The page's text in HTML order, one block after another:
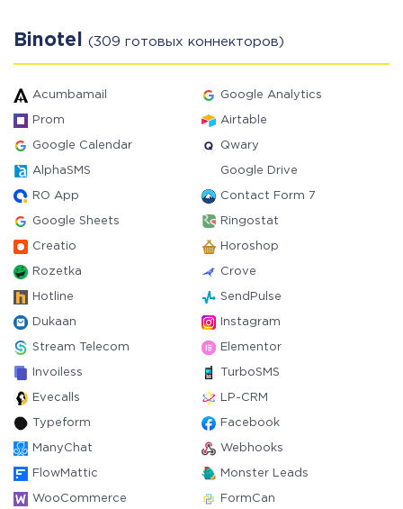
Binotel (309 готовых коннекторов)
Acumbamail Google Analytics
Prom Airtable
Google Calendar Qwary
AlphaSMS Google Drive
RO App Contact Form 7
Google Sheets Ringostat
Creatio Horoshop
Rozetka Crove
Hotline SendPulse
Dukaan Instagram
Stream Telecom Elementor
Invoiless TurboSMS
Evecalls LP-CRM
Typeform Facebook
ManyChat Webhooks
FlowMattic Monster Leads
WooCommerce FormCan